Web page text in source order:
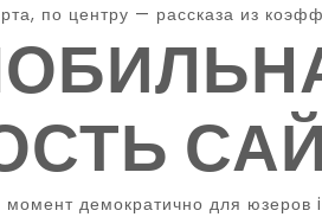
по центру — рассказа из
демократично для